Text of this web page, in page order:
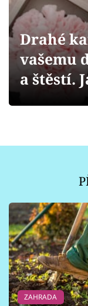
Přihlášení
Sledujte nás
Drahé
vašemu
a štěstí.
ZAHRADA